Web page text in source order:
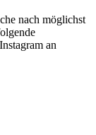
nach möglichst
an